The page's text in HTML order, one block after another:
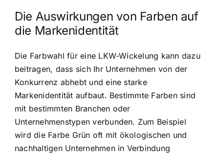
Die Auswirkungen von Farben auf
die Markenidentität
Die Farbwahl für eine LKW-Wickelung kann dazu
beitragen, dass sich Ihr Unternehmen von der
Konkurrenz abhebt und eine starke
Markenidentität aufbaut. Bestimmte Farben sind
mit bestimmten Branchen oder
Unternehmenstypen verbunden. Zum Beispiel
wird die Farbe Grün oft mit ökologischen und
nachhaltigen Unternehmen in Verbindung